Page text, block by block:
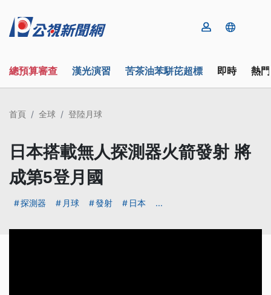
總預算審查 漢光演習 苦茶油苯駢芘超標 即時 熱
首頁 全球 登陸月球
日本搭載無人探測器火箭發射 將
成第5登月國
探測器 月球 發射 日本 ...